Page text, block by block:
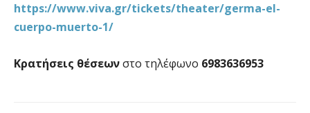
https://www.viva.gr/tickets/theater/germa-el-
cuerpo-muerto-1/
Κρατήσεις θέσεωνστο τηλέφωνο 6983636953